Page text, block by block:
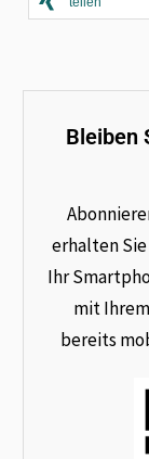
Bleiben
erhalten
Ihr
mit
bereits